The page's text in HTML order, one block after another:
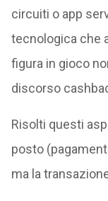
circuiti o app
tecnologica che
figura in gioco
discorso
Risolti questi
posto
ma la